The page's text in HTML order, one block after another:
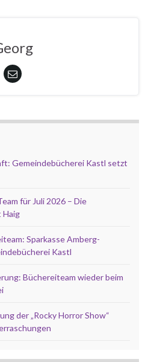
Gemeindebücherei Kastl setzt
für Juli 2026 – Die
Sparkasse Amberg-
Kastl
Büchereiteam wieder beim
der „Rocky Horror Show“